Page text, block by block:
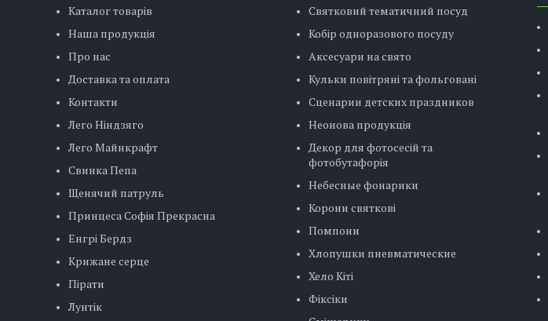
Каталог товарів
Наша продукція
Про нас
Доставка та оплата
Контакти
Лего Ніндзяго
Лего Майнкрафт
Свинка Пепа
Щенячий патруль
Принцеса Софія Прекрасна
Енгрі Бердз
Крижане серце
Пірати
Лунтік
Святковий тематичний посуд
Кобір одноразового посуду
Аксесуари на свято
Кульки повітряні та фольговані
Сценарии детских праздников
Неонова продукція
Декор для фотосесій та
фотобутафорія
Небесные фонарики
Корони святкові
Помпони
Хлопушки пневматические
Хело Кіті
Фіксіки